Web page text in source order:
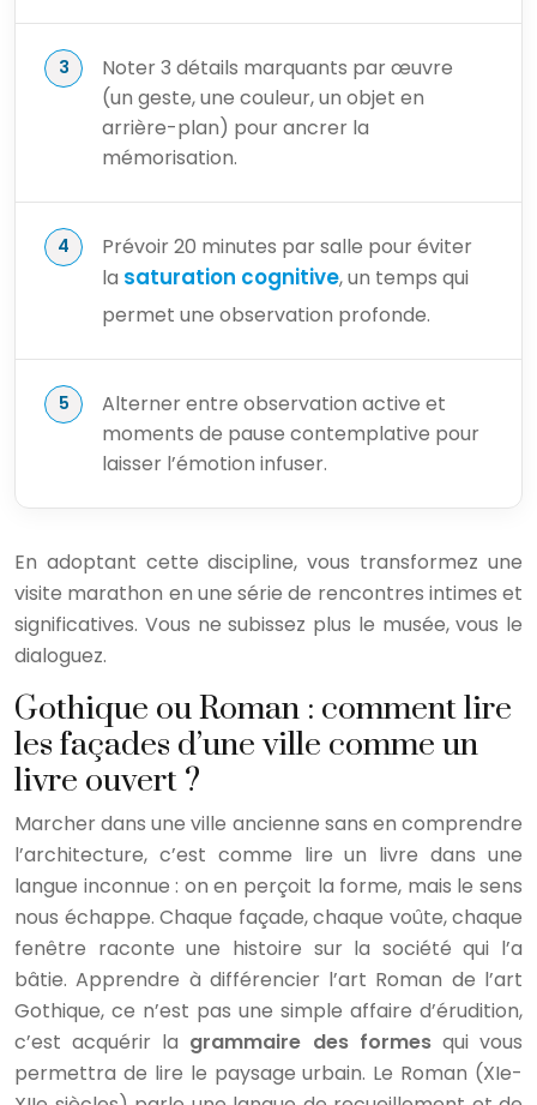
Noter 3 détails marquants par œuvre
(un geste, une couleur, un objet en
arrière-plan) pour ancrer la
mémorisation.
Prévoir 20 minutes par salle pour éviter
la saturation cognitive, un temps qui
permet une observation profonde.
Alterner entre observation active et
moments de pause contemplative pour
laisser l’émotion infuser.
En adoptant cette discipline, vous transformez une
visite marathon en une série de rencontres intimes et
significatives. Vous ne subissez plus le musée, vous le
dialoguez.
Gothique ou Roman : comment lire
les façades d’une ville comme un
livre ouvert ?
Marcher dans une ville ancienne sans en comprendre
l’architecture, c’est comme lire un livre dans une
langue inconnue : on en perçoit la forme, mais le sens
nous échappe. Chaque façade, chaque voûte, chaque
fenêtre raconte une histoire sur la société qui l’a
bâtie. Apprendre à différencier l’art Roman de l’art
Gothique, ce n’est pas une simple affaire d’érudition,
c’est acquérir la grammaire des formesqui vous
permettra de lire le paysage urbain. Le Roman (XIe-